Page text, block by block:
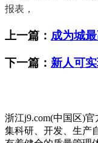
报表，
上一篇： 成为城
下一篇： 新人可
浙江j9.com(中国区)
集科研、开发、生产